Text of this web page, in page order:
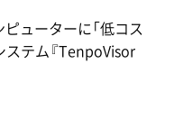
ューターに「低コス
ステム『TenpoVisor